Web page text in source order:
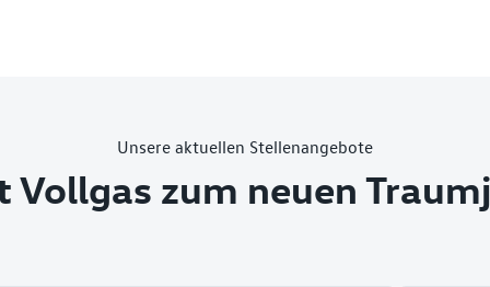
Unsere aktuellen Stellenangebote
Vollgas zum neuen